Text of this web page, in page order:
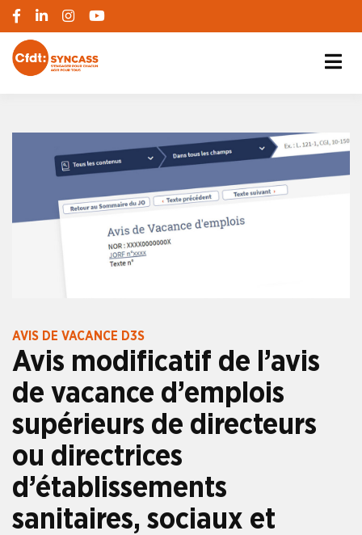
AVIS DE VACANCE D3S
Avis modificatif de l’avis
de vacance d’emplois
supérieurs de directeurs
ou directrices
d’établissements
sanitaires, sociaux et